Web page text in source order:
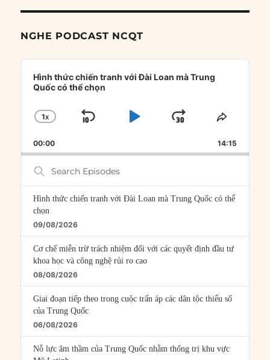
NGHE PODCAST NCQT
Audio
Player
Hình thức chiến tranh với Đài Loan mà Trung
Quốc có thể chọn
CHANGE
RATE
1X
SKIP
PLAYJUMP
FORWARD
SHARE
00:00 14:15
Search
Episodes
Hình thức chiến tranh với Đài Loan mà Trung Quốc có thể
chọn
09/08/2026
Cơ chế miễn trừ trách nhiệm đối với các quyết định đầu tư
khoa học và công nghệ rủi ro cao
08/08/2026
Giai đoạn tiếp theo trong cuộc trấn áp các dân tộc thiểu số
của Trung Quốc
06/08/2026
Nỗ lực âm thầm của Trung Quốc nhằm thống trị khu vực